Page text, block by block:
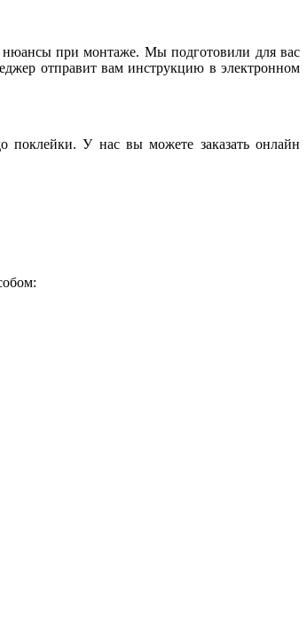
нюансы при монтаже. Мы подготовили для вас
отправит вам инструкцию в электронном
поклейки. У нас вы можете заказать онлайн